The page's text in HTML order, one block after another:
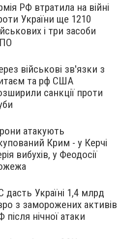
РФ втратила на війні
України ще 1210
і три засоби
військові зв'язки з
та рф США
санкції проти
атакують
Крим - у Керчі
вибухів, у Феодосії
дасть Україні 1,4 млрд
з заморожених активів
після нічної атаки